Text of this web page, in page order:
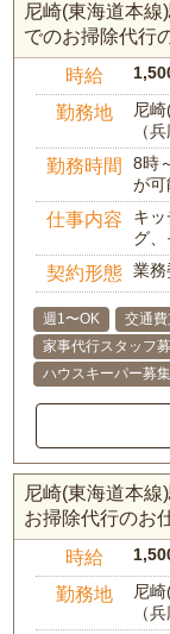
尼崎(東海道本
でのお掃除代行
時給
勤務地
尼
（
勤務時間
8時
が可
仕事内容
キ
グ
契約形態 業務
週1〜OK 交通
家事代行スタッフ
ハウスキーパー募集
尼崎(東海道本
お掃除代行のお
時給
勤務地
尼
（